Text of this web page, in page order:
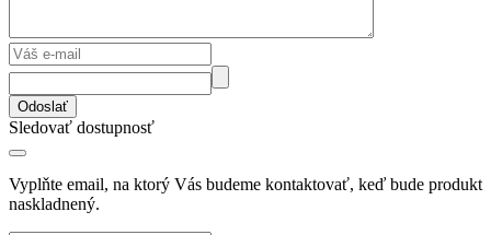
Odoslať
Sledovať dostupnosť
Vyplňte email, na ktorý Vás budeme kontaktovať, keď bude produkt
naskladnený.